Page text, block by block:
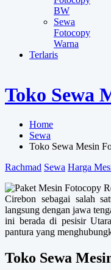
BW
Sewa
Fotocopy
Warna
Terlaris
Toko Sewa
Home
Sewa
Toko Sewa Mesin
Rachmad Sewa Harga
Cirebon sebagai salah
langsung dengan jawa
ini berada di pesisir
pantura yang
Toko Sewa